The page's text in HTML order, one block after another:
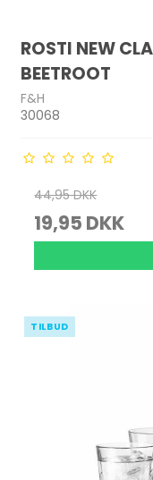
ROSTI NEW
BEETROOT
F&H
30068
44,95 DKK
19,95 DKK
TILBUD